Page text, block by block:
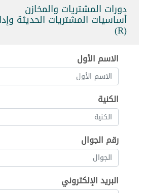
دورات المشتريات والمخازن
أساسيات المشتريات الحديثة
(R)
الاسم الأول
الكنية
رقم الجوال
البريد الإلكتروني